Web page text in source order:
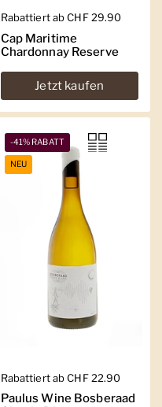
Regulärer Preis
Rabattiert ab CHF 29.90
Cap Maritime
Chardonnay Reserve
Jetzt kaufen
Regulärer Preis
Rabattiert ab CHF 22.90
Paulus Wine Bosberaad
-41% RABATT
NEU